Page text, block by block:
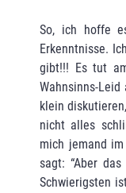
So, ich hoffe
Erkenntnisse.
gibt!!! Es tut
Wahnsinns-
klein
nicht alles
mich jemand
sagt: “Aber
Schwierigsten